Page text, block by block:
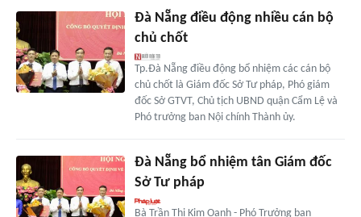
Đà Nẵng điều động nhiều cán bộ
chủ chốt
Tp.Đà Nẵng điều động bổ nhiệm các cán bộ
chủ chốt là Giám đốc Sở Tư pháp, Phó giám
đốc Sở GTVT, Chủ tịch UBND quận Cẩm Lệ và
Phó trưởng ban Nội chính Thành ủy.
Đà Nẵng bổ nhiệm tân Giám đốc
Sở Tư pháp
Bà Trần Thị Kim Oanh - Phó Trưởng ban